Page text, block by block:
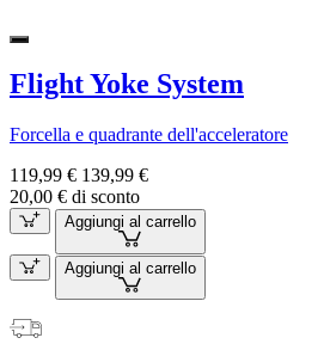
Flight Yoke System
Forcella e quadrante dell'acceleratore
119,99 € 139,99 €
20,00 € di sconto
Aggiungi al carrello
Aggiungi al carrello